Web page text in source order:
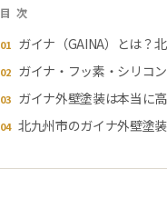
目 次
01 ガイナ（GAINA）とは？
02 ガイナ・フッ素・シリコ
03 ガイナ外壁塗装は本当に
04 北九州市のガイナ外壁塗